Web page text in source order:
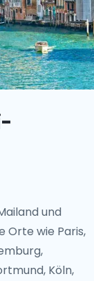
und
Orte wie Paris,
Köln,